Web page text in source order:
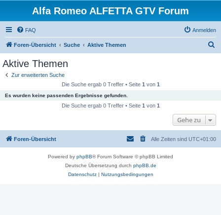
Alfa Romeo ALFETTA GTV Forum
FAQ Anmelden
Foren-Übersicht Suche Aktive Themen
Aktive Themen
Zur erweiterten Suche
Die Suche ergab 0 Treffer • Seite 1 von 1
Es wurden keine passenden Ergebnisse gefunden.
Die Suche ergab 0 Treffer • Seite 1 von 1
Gehe zu
Foren-Übersicht Alle Zeiten sind UTC+01:00
Powered by phpBB® Forum Software © phpBB Limited
Deutsche Übersetzung durch phpBB.de
Datenschutz| Nutzungsbedingungen